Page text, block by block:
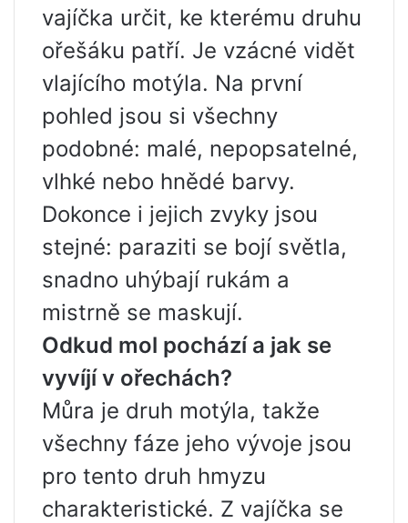
vajíčka určit, ke kterému druhu
ořešáku patří. Je vzácné vidět
vlajícího motýla. Na první
pohled jsou si všechny
podobné: malé, nepopsatelné,
vlhké nebo hnědé barvy.
Dokonce i jejich zvyky jsou
stejné: paraziti se bojí světla,
snadno uhýbají rukám a
mistrně se maskují.
Odkud mol pochází a jak se
vyvíjí v ořechách?
Můra je druh motýla, takže
všechny fáze jeho vývoje jsou
pro tento druh hmyzu
charakteristické. Z vajíčka se